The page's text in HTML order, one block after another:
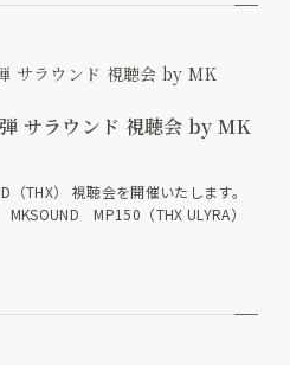
サラウンド 視聴会 by MK
THX） 視聴会を開催いたします。
MP150（THX ULYRA）